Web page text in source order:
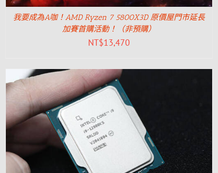
我要成為A咖！AMD Ryzen 7 5800X3D 原價屋門市延長
加賽首購活動！（非預購）
NT$13,470